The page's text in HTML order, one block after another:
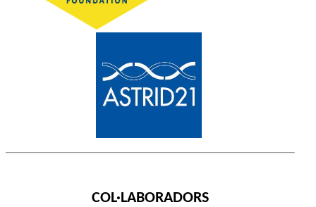
COL·LABORADORS